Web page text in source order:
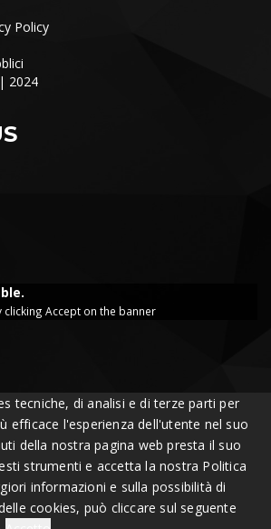
Policy
| 2024
clicking Accept on the banner
tecniche, di analisi e di terze parti per
efficace l'esperienza dell'utente nel suo
della nostra pagina web presta il suo
strumenti e accetta la nostra Politica
informazioni e sulla possibilità di
cookies, può cliccare sul seguente